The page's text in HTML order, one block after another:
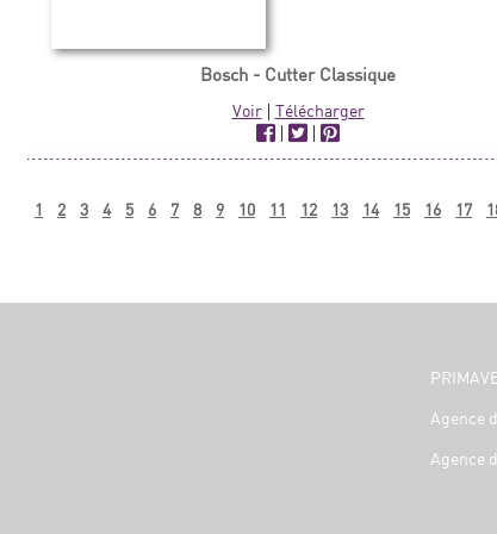
Bosch - Cutter Classique
Voir| Télécharger
|
|
1
2 3 4 5 6 7 8 9 10 11 12 13 14 15 16 17
Agence
Agence